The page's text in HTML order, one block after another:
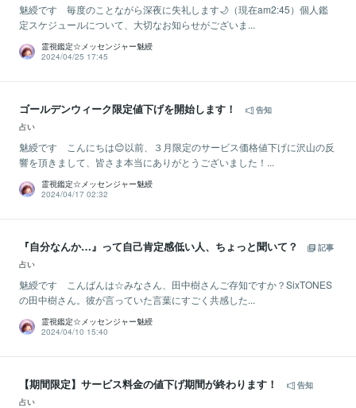
魅綬です 毎度のことながら深夜に失礼します🌙（現在am2:45）個人鑑
定スケジュールについて、大切なお知らせがございま...
霊視鑑定☆メッセンジャー魅綬
2024/04/25 17:45
ゴールデンウィーク限定値下げを開始します！
告知
占い
魅綬です こんにちは😊以前、３月限定のサービス価格値下げに沢山の反
響を頂きまして、皆さま本当にありがとうございました！...
霊視鑑定☆メッセンジャー魅綬
2024/04/17 02:32
『自分なんか…』って自己肯定感低い人、ちょっと聞いて？
記事
占い
魅綬です こんばんは☆みなさん、田中樹さんご存知ですか？SixTONES
の田中樹さん。彼が言っていた言葉にすごく共感した...
霊視鑑定☆メッセンジャー魅綬
2024/04/10 15:40
【期間限定】サービス料金の値下げ期間が終わります！
告知
占い